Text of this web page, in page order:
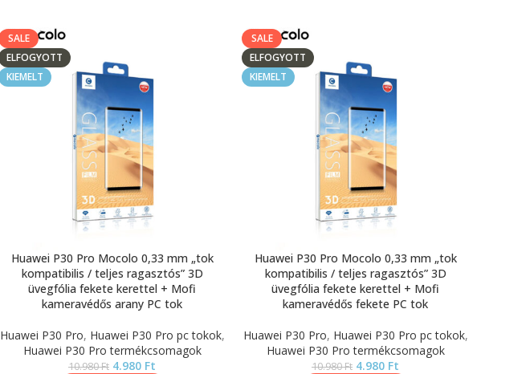
SALE
ELFOGYOTT
KIEMELT
Huawei P30 Pro Mocolo 0,33 mm „tok
kompatibilis / teljes ragasztós” 3D
üvegfólia fekete kerettel + Mofi
kameravédős arany PC tok
Huawei P30 Pro, Huawei P30 Pro pc tokok,
Huawei P30 Pro termékcsomagok
10.980Ft 4.980 Ft
SALE
ELFOGYOTT
KIEMELT
Huawei P30 Pro Mocolo 0,33 mm „tok
kompatibilis / teljes ragasztós” 3D
üvegfólia fekete kerettel + Mofi
kameravédős fekete PC tok
Huawei P30 Pro, Huawei P30 Pro pc tokok,
Huawei P30 Pro termékcsomagok
10.980Ft 4.980 Ft